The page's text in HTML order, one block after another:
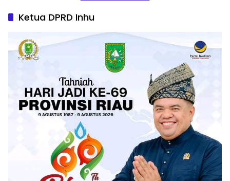
Ketua DPRD Inhu